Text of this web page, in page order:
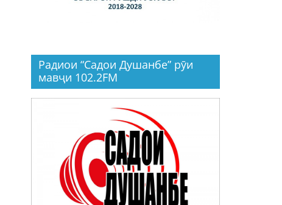
Радиои “Садои Душанбе” рӯи
мавҷи 102.2FM